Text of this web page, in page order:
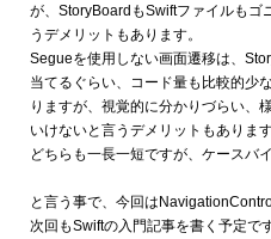
が、StoryBoardもSwiftファイルもゴ
うデメリットもあります。
Segueを使用しない画面遷移は、
当てるぐらい、コード量も比較的少
りますが、視覚的に分かりづらい、
いけないと言うデメリットもあります
どちらも一長一短ですが、ケースバ
と言う事で、今回は
次回もSwiftの入門記事を書く予定です